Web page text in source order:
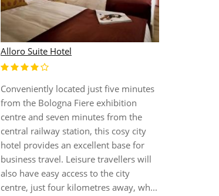
Alloro Suite Hotel
Conveniently located just five minutes
from the Bologna Fiere exhibition
centre and seven minutes from the
central railway station, this cosy city
hotel provides an excellent base for
business travel. Leisure travellers will
also have easy access to the city
centre, just four kilometres away, wh...